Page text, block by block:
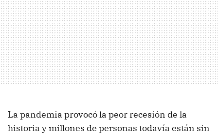
La pandemia provocó la peor recesión de la
historia y millones de personas todavía están sin